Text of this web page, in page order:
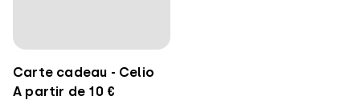
Carte cadeau - Celio
A partir de 10 €